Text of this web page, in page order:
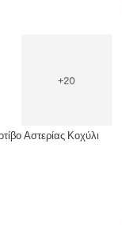
+20
Αστερίας Κοχύλι